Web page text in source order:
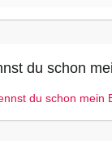
du schon